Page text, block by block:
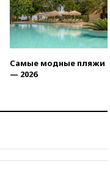
дорог от БПЛА из
на ремонт
20:00Зеленский 8
посетит Сербию с
19:58В Госдуму будет
законопроект об
Самые модные пляжи
— 2026